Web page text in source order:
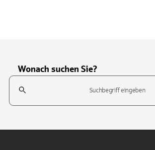
Wonach suchen Sie?
Suchfeld